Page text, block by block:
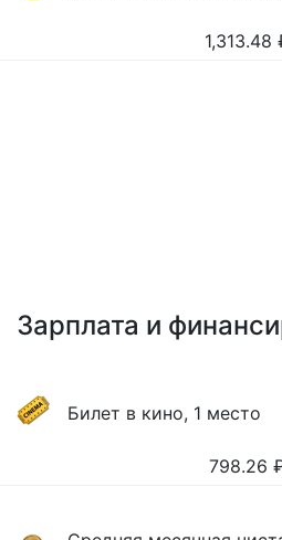
1,313.48
Зарплата и
Билет в кино, 1 место
798.26